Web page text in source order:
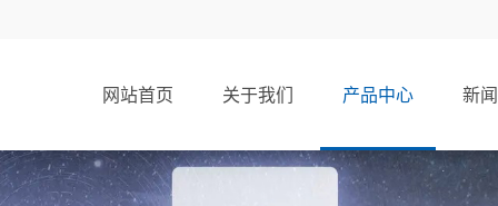
网站首页 关于我们 产品中心 新